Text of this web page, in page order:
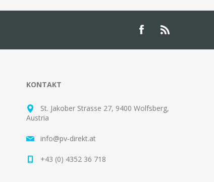
KONTAKT
St. Jakober Strasse 27, 9400 Wolfsberg,
Austria
info@pv-direkt.at
+43 (0) 4352 36 718